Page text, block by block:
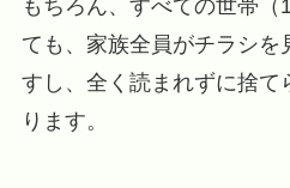
もちろん、すべての世帯（
ても、家族全員がチラシを
すし、全く読まれずに捨て
ります。